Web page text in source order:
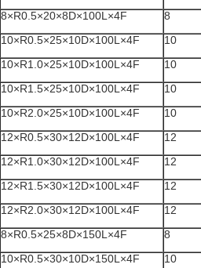
8×R0.5×20×8D×100L×4F
8
10×R0.5×25×10D×100L×4F
10
10×R1.0×25×10D×100L×4F
10
10×R1.5×25×10D×100L×4F
10
10×R2.0×25×10D×100L×4F
10
12×R0.5×30×12D×100L×4F
12
12×R1.0×30×12D×100L×4F
12
12×R1.5×30×12D×100L×4F
12
12×R2.0×30×12D×100L×4F
12
8×R0.5×25×8D×150L×4F
8
10×R0.5×30×10D×150L×4F
10